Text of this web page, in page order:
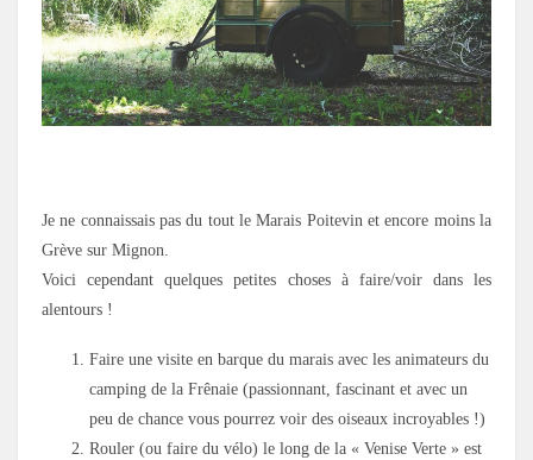
Je ne connaissais pas du tout le Marais Poitevin et encore moins la
Grève sur Mignon.
Voici cependant quelques petites choses à faire/voir dans les
alentours !
Faire une visite en barque du marais avec les animateurs du
camping de la Frênaie (passionnant, fascinant et avec un
peu de chance vous pourrez voir des oiseaux incroyables !)
Rouler (ou faire du vélo) le long de la « Venise Verte » est